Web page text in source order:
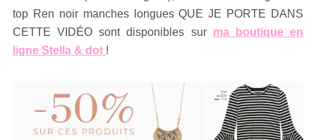
top Ren noir manches longues QUE JE PORTE DANS
CETTE VIDÉO sont disponibles sur ma boutique en
ligne Stella & dot !